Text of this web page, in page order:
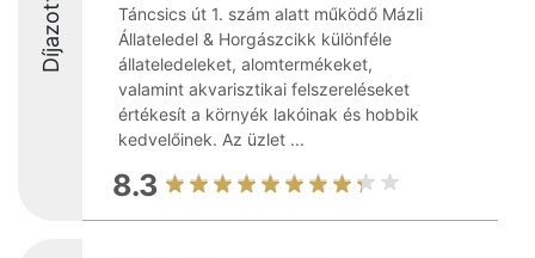
Díjazottak
Táncsics út 1. szám alatt működő Mázli
Állateledel & Horgászcikk különféle
állateledeleket, alomtermékeket,
valamint akvarisztikai felszereléseket
értékesít a környék lakóinak és hobbik
kedvelőinek. Az üzlet ...
8.3